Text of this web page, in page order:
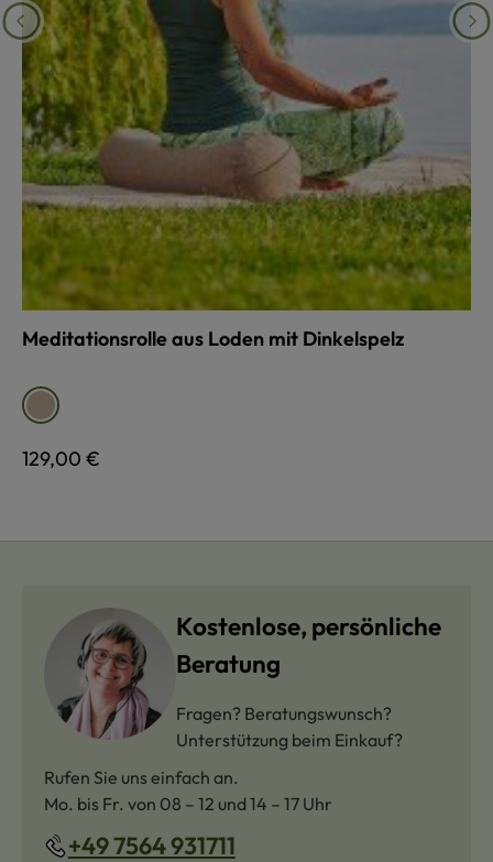
Meditationsrolle aus Loden mit Dinkelspelz
Farbe
sand
Regulärer Preis:
129,00 €
Kostenlose, persönliche
Beratung
Fragen? Beratungswunsch?
Unterstützung beim Einkauf?
Rufen Sie uns einfach an.
Mo. bis Fr. von 08 – 12 und 14 – 17 Uhr
+49 7564 931711